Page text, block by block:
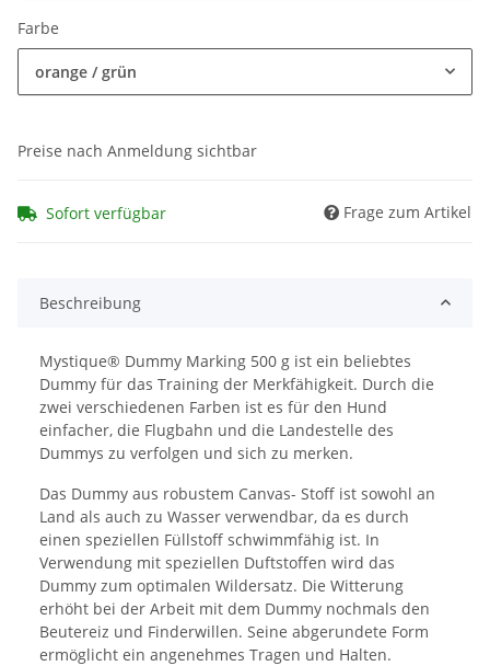
Farbe
orange / grün
Preise nach Anmeldung sichtbar
Sofort verfügbar Frage zum Artikel
Beschreibung
Mystique® Dummy Marking 500 g ist ein beliebtes
Dummy für das Training der Merkfähigkeit. Durch die
zwei verschiedenen Farben ist es für den Hund
einfacher, die Flugbahn und die Landestelle des
Dummys zu verfolgen und sich zu merken.
Das Dummy aus robustem Canvas- Stoff ist sowohl an
Land als auch zu Wasser verwendbar, da es durch
einen speziellen Füllstoff schwimmfähig ist. In
Verwendung mit speziellen Duftstoffen wird das
Dummy zum optimalen Wildersatz. Die Witterung
erhöht bei der Arbeit mit dem Dummy nochmals den
Beutereiz und Finderwillen. Seine abgerundete Form
ermöglicht ein angenehmes Tragen und Halten.